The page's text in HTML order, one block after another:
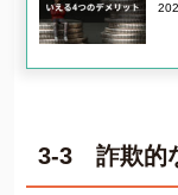
3-3 詐欺的